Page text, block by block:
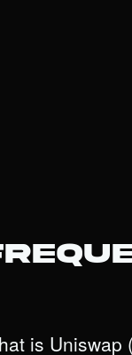
is Uniswap